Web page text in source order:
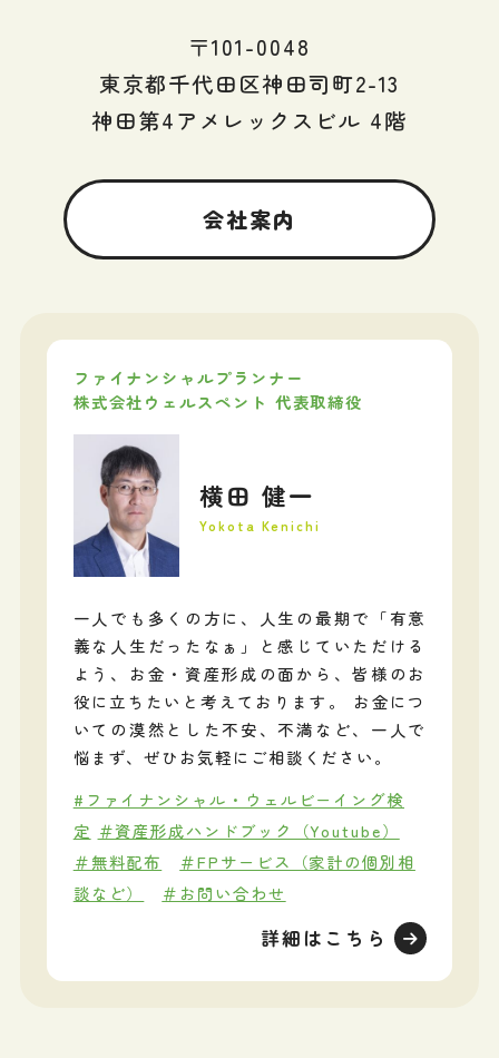
〒101-0048
東京都千代田区神田司町2-13
神田第4アメレックスビル 4階
会社案内
ファイナンシャルプランナー
株式会社ウェルスペント 代表取締役
横田 健一
Yokota Kenichi
一人でも多くの方に、人生の最期で「有意
義な人生だったなぁ」と感じていただける
よう、お金・資産形成の面から、皆様のお
役に立ちたいと考えております。 お金につ
いての漠然とした不安、不満など、一人で
悩まず、ぜひお気軽にご相談ください。
#ファイナンシャル・ウェルビーイング検
定 ＃資産形成ハンドブック（Youtube）
＃無料配布
＃FPサービス（家計の個別相
談など）
＃お問い合わせ
詳細はこちら